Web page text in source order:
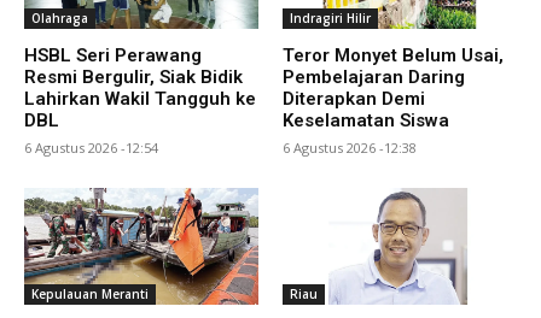
Olahraga
HSBL Seri Perawang
Resmi Bergulir, Siak Bidik
Lahirkan Wakil Tangguh ke
DBL
6 Agustus 2026 -12:54
Indragiri Hilir
Teror Monyet Belum Usai,
Pembelajaran Daring
Diterapkan Demi
Keselamatan Siswa
6 Agustus 2026 -12:38
Kepulauan Meranti Riau